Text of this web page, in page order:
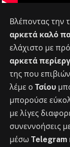
Βλέποντας την
αρκετά καλό
ελάχιστο με
αρκετά
της που
λέμε ο Τσίου
μπορούσε
με λίγες
συνεννοήσεις
μέσω Telegram